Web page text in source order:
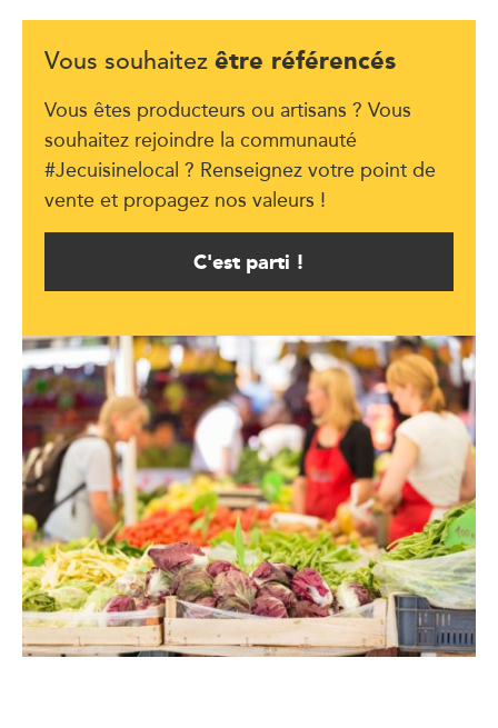
Vous souhaitez être référencés
Vous êtes producteurs ou artisans ? Vous
souhaitez rejoindre la communauté
#Jecuisinelocal ? Renseignez votre point de
vente et propagez nos valeurs !
C'est parti !